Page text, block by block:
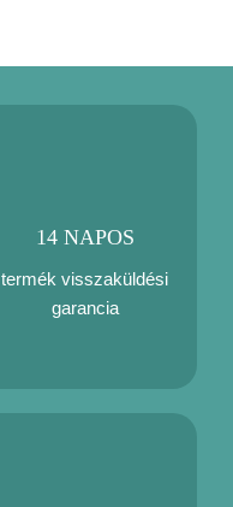
14 NAPOS
termék visszaküldési
garancia